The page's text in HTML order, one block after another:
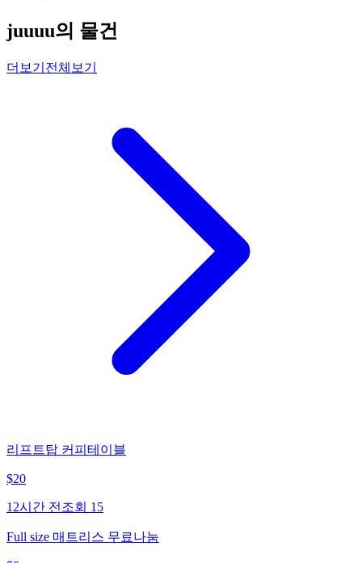
juuuu의 물건
더보기 전체보기
리프트탑 커피테이블
$20
12시간 전 조회 15
Full size 매트리스 무료나눔